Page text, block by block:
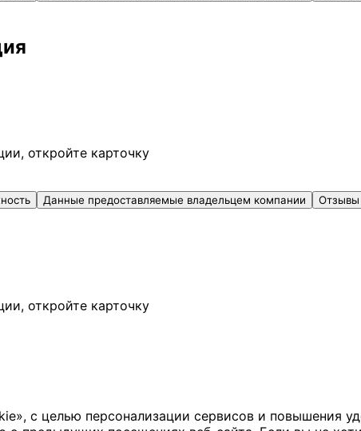
откройте карточку
Данные предоставляемые владельцем компании
Отзывы
откройте карточку
с целью персонализации сервисов и повышения